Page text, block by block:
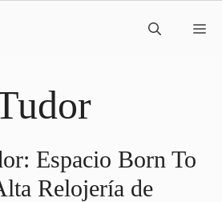
Espacio Born To
Relojería de